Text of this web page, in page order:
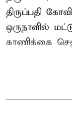
திருப்பதி
ஒருநாளில்
காணிக்கை